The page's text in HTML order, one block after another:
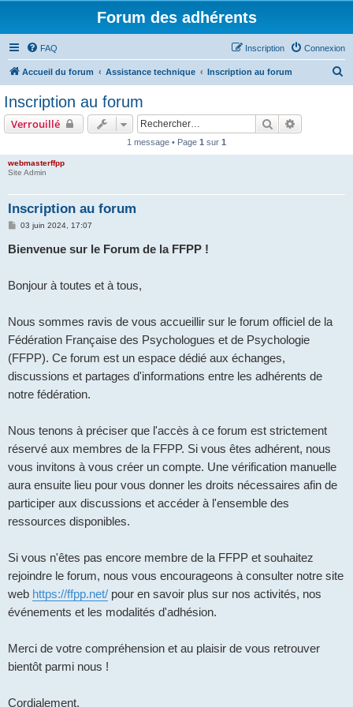
Forum des adhérents
FAQ Connexion
Inscription
Accueil du forum Assistance technique Inscription au forum
Inscription au forum
Verrouillé Rechercher
1 message • Page 1 sur 1
webmasterffpp
Site Admin
Inscription au forum
M
s
s
03 juin 2024, 17:07
Bienvenue sur le Forum de la FFPP !
Bonjour à toutes et à tous,
Nous sommes ravis de vous accueillir sur le forum officiel de la
Fédération Française des Psychologues et de Psychologie
(FFPP). Ce forum est un espace dédié aux échanges,
discussions et partages d'informations entre les adhérents de
notre fédération.
Nous tenons à préciser que l'accès à ce forum est strictement
réservé aux membres de la FFPP. Si vous êtes adhérent, nous
vous invitons à vous créer un compte. Une vérification manuelle
aura ensuite lieu pour vous donner les droits nécessaires afin de
participer aux discussions et accéder à l'ensemble des
ressources disponibles.
Si vous n'êtes pas encore membre de la FFPP et souhaitez
rejoindre le forum, nous vous encourageons à consulter notre site
web https://ffpp.net/ pour en savoir plus sur nos activités, nos
événements et les modalités d'adhésion.
Merci de votre compréhension et au plaisir de vous retrouver
bientôt parmi nous !
Cordialement,